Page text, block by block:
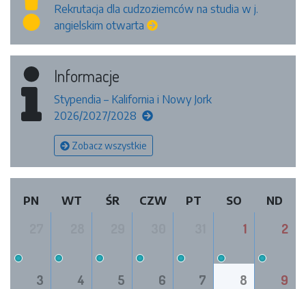
Rekrutacja dla cudzoziemców na studia w j.
angielskim otwarta
Informacje
Stypendia – Kalifornia i Nowy Jork
2026/2027/2028
Zobacz wszystkie
PN WT ŚR CZW PT SO ND
1 2
3 4 5 6 7 8 9